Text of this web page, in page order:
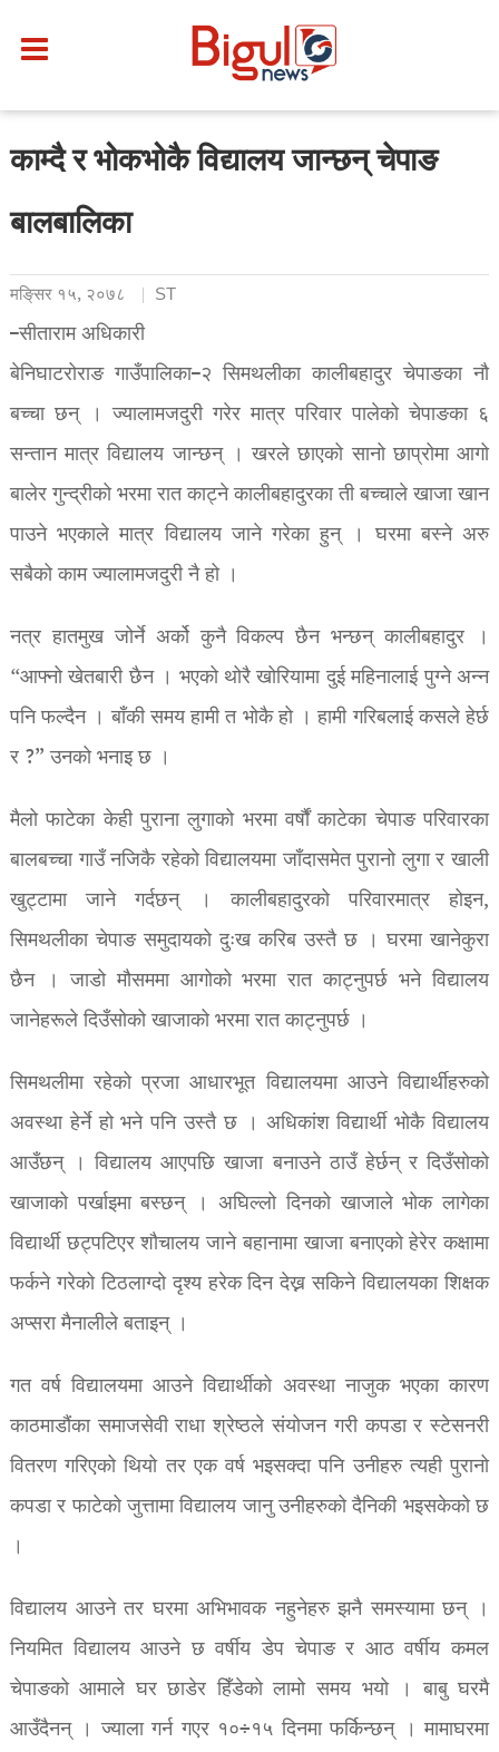
काम्दै र भोकभोकै विद्यालय जान्छन् चेपाङ
बालबालिका
मङि्सर १५, २०७८ ST
–सीताराम अधिकारी
बेनिघाटरोराङ गाउँपालिका–२ सिमथलीका कालीबहादुर चेपाङका नौ
बच्चा छन् । ज्यालामजदुरी गरेर मात्र परिवार पालेको चेपाङका ६
सन्तान मात्र विद्यालय जान्छन् । खरले छाएको सानो छाप्रोमा आगो
बालेर गुन्द्रीको भरमा रात काट्ने कालीबहादुरका ती बच्चाले खाजा खान
पाउने भएकाले मात्र विद्यालय जाने गरेका हुन् । घरमा बस्ने अरु
सबैको काम ज्यालामजदुरी नै हो ।
नत्र हातमुख जोर्ने अर्को कुनै विकल्प छैन भन्छन् कालीबहादुर ।
“आफ्नो खेतबारी छैन । भएको थोरै खोरियामा दुई महिनालाई पुग्ने अन्न
पनि फल्दैन । बाँकी समय हामी त भोकै हो । हामी गरिबलाई कसले हेर्छ
र ?” उनको भनाइ छ ।
मैलो फाटेका केही पुराना लुगाको भरमा वर्षौं काटेका चेपाङ परिवारका
बालबच्चा गाउँ नजिकै रहेको विद्यालयमा जाँदासमेत पुरानो लुगा र खाली
खुट्टामा जाने गर्दछन् । कालीबहादुरको परिवारमात्र होइन,
सिमथलीका चेपाङ समुदायको दुःख करिब उस्तै छ । घरमा खानेकुरा
छैन । जाडो मौसममा आगोको भरमा रात काट्नुपर्छ भने विद्यालय
जानेहरूले दिउँसोको खाजाको भरमा रात काट्नुपर्छ ।
सिमथलीमा रहेको प्रजा आधारभूत विद्यालयमा आउने विद्यार्थीहरुको
अवस्था हेर्ने हो भने पनि उस्तै छ । अधिकांश विद्यार्थी भोकै विद्यालय
आउँछन् । विद्यालय आएपछि खाजा बनाउने ठाउँ हेर्छन् र दिउँसोको
खाजाको पर्खाइमा बस्छन् । अघिल्लो दिनको खाजाले भोक लागेका
विद्यार्थी छट्पटिएर शौचालय जाने बहानामा खाजा बनाएको हेरेर कक्षामा
फर्कने गरेको टिठलाग्दो दृश्य हरेक दिन देख्न सकिने विद्यालयका शिक्षक
अप्सरा मैनालीले बताइन् ।
गत वर्ष विद्यालयमा आउने विद्यार्थीको अवस्था नाजुक भएका कारण
काठमाडौंका समाजसेवी राधा श्रेष्ठले संयोजन गरी कपडा र स्टेसनरी
वितरण गरिएको थियो तर एक वर्ष भइसक्दा पनि उनीहरु त्यही पुरानो
कपडा र फाटेको जुत्तामा विद्यालय जानु उनीहरुको दैनिकी भइसकेको छ
।
विद्यालय आउने तर घरमा अभिभावक नहुनेहरु झनै समस्यामा छन् ।
नियमित विद्यालय आउने छ वर्षीय डेप चेपाङ र आठ वर्षीय कमल
चेपाङको आमाले घर छाडेर हिँडेको लामो समय भयो । बाबु घरमै
आउँदैनन् । ज्याला गर्न गएर १०÷१५ दिनमा फर्किन्छन् । मामाघरमा